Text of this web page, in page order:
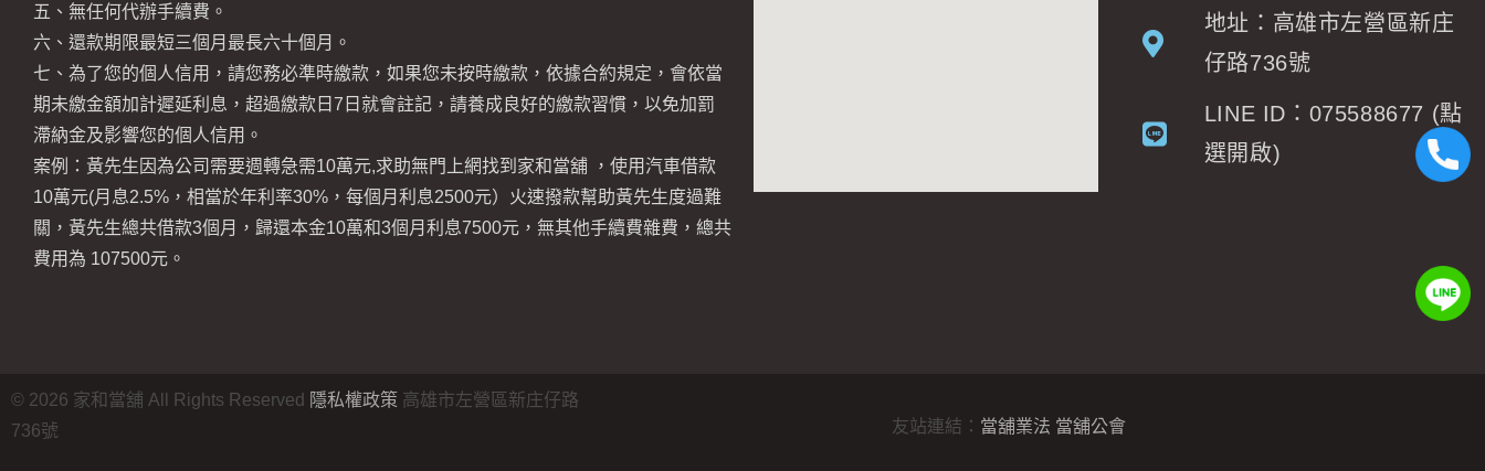
五、無任何代辦手續費。
六、還款期限最短三個月最長六十個月。
七、為了您的個人信用，請您務必準時繳款，如果您未按時繳款，依據合約規定，會依當
期未繳金額加計遲延利息，超過繳款日7日就會註記，請養成良好的繳款習慣，以免加罰
滯納金及影響您的個人信用。
案例：黃先生因為公司需要週轉急需10萬元,求助無門上網找到家和當舖 ，使用汽車借款
10萬元(月息2.5%，相當於年利率30%，每個月利息2500元）火速撥款幫助黃先生度過難
關，黃先生總共借款3個月，歸還本金10萬和3個月利息7500元，無其他手續費雜費，總共
費用為 107500元。
地址：高雄市左營區新庄
仔路736號
LINE ID：075588677 (點
選開啟)
© 2026 家和當舖 All Rights Reserved 隱私權政策 高雄市左營區新庄仔路
736號
友站連結： 當舖業法 當舖公會